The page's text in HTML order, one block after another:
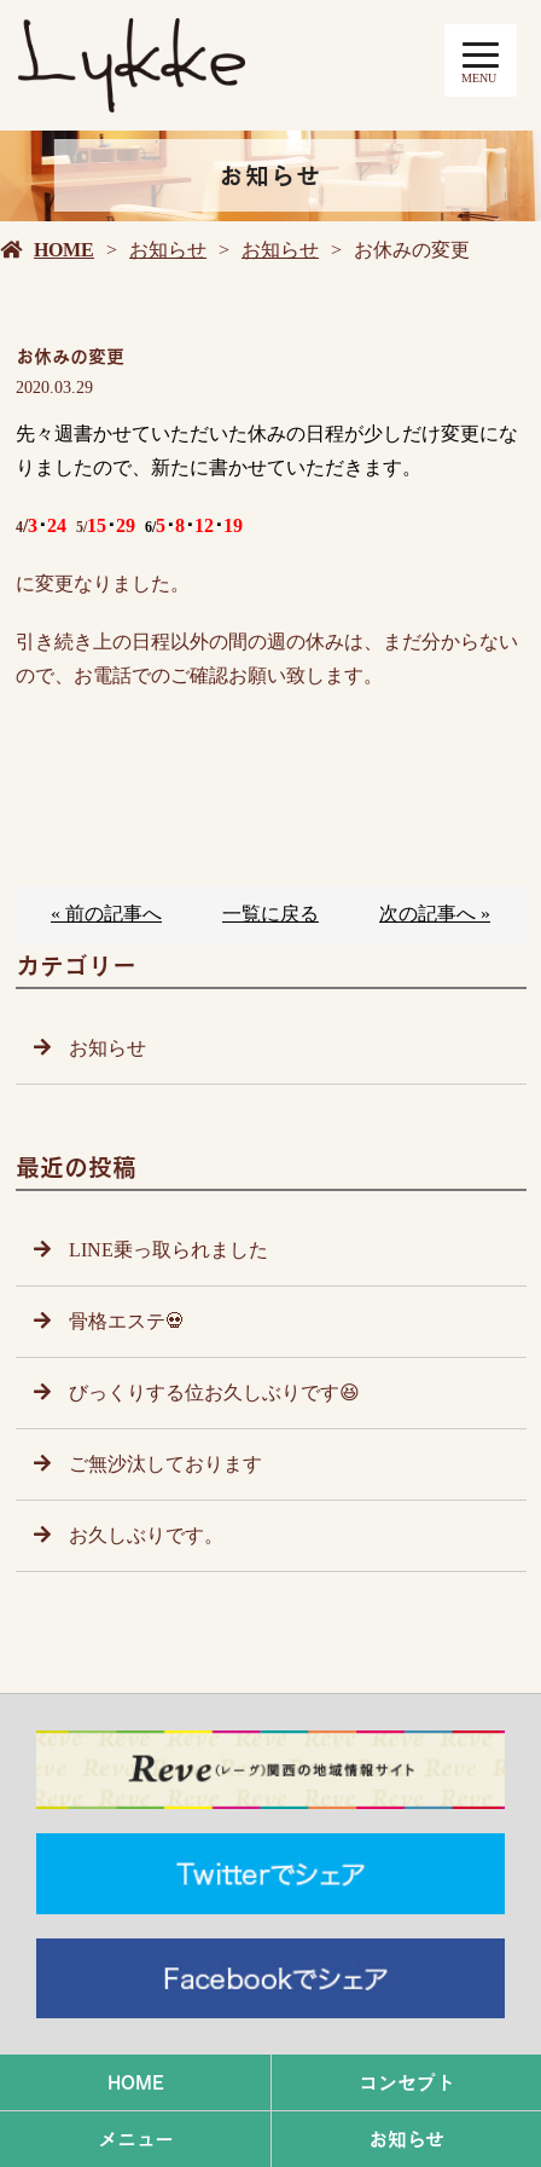
MENU
お知らせ
HOME お知らせ お知らせ お休みの変更
お休みの変更
2020.03.29
先々週書かせていただいた休みの日程が少しだけ変更にな
りましたので、新たに書かせていただきます。
4/3･24 5/15･29 6/5･8･12･19
に変更なりました。
引き続き上の日程以外の間の週の休みは、まだ分からない
ので、お電話でのご確認お願い致します。
« 前の記事へ 一覧に戻る 次の記事へ »
カテゴリー
お知らせ
最近の投稿
LINE乗っ取られました
骨格エステ💀
びっくりする位お久しぶりです😆
ご無沙汰しております
お久しぶりです。
HOME コンセプト
メニュー お知らせ